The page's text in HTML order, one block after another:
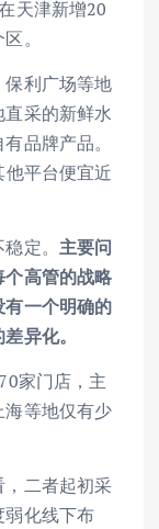
天津新增20
。
利广场等地
采的新鲜水
品牌产品。
平台便宜近
定。 主要问
高管的战略
一个明确的
异化。
家门店，主
等地仅有少
二者起初采
化线下布